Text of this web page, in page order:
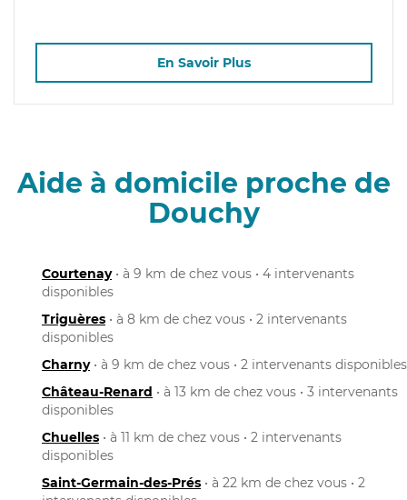
En Savoir Plus
Aide à domicile proche de
Douchy
Courtenay• à 9 km de chez vous • 4 intervenants
disponibles
Triguères • à 8 km de chez vous • 2 intervenants
disponibles
Charny• à 9 km de chez vous • 2 intervenants disponibles
Château-Renard • à 13 km de chez vous • 3 intervenants
disponibles
Chuelles • à 11 km de chez vous • 2 intervenants
disponibles
Saint-Germain-des-Prés • à 22 km de chez vous • 2